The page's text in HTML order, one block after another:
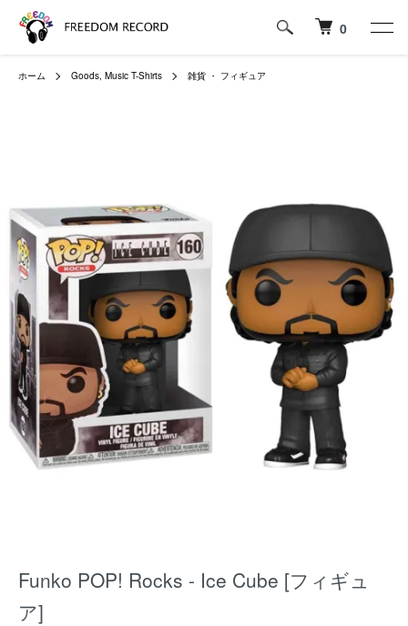
0
ホーム Goods, Music T-Shirts 雑貨 ・ フィギュア
Funko POP! Rocks - Ice Cube [フィギュ
ア]